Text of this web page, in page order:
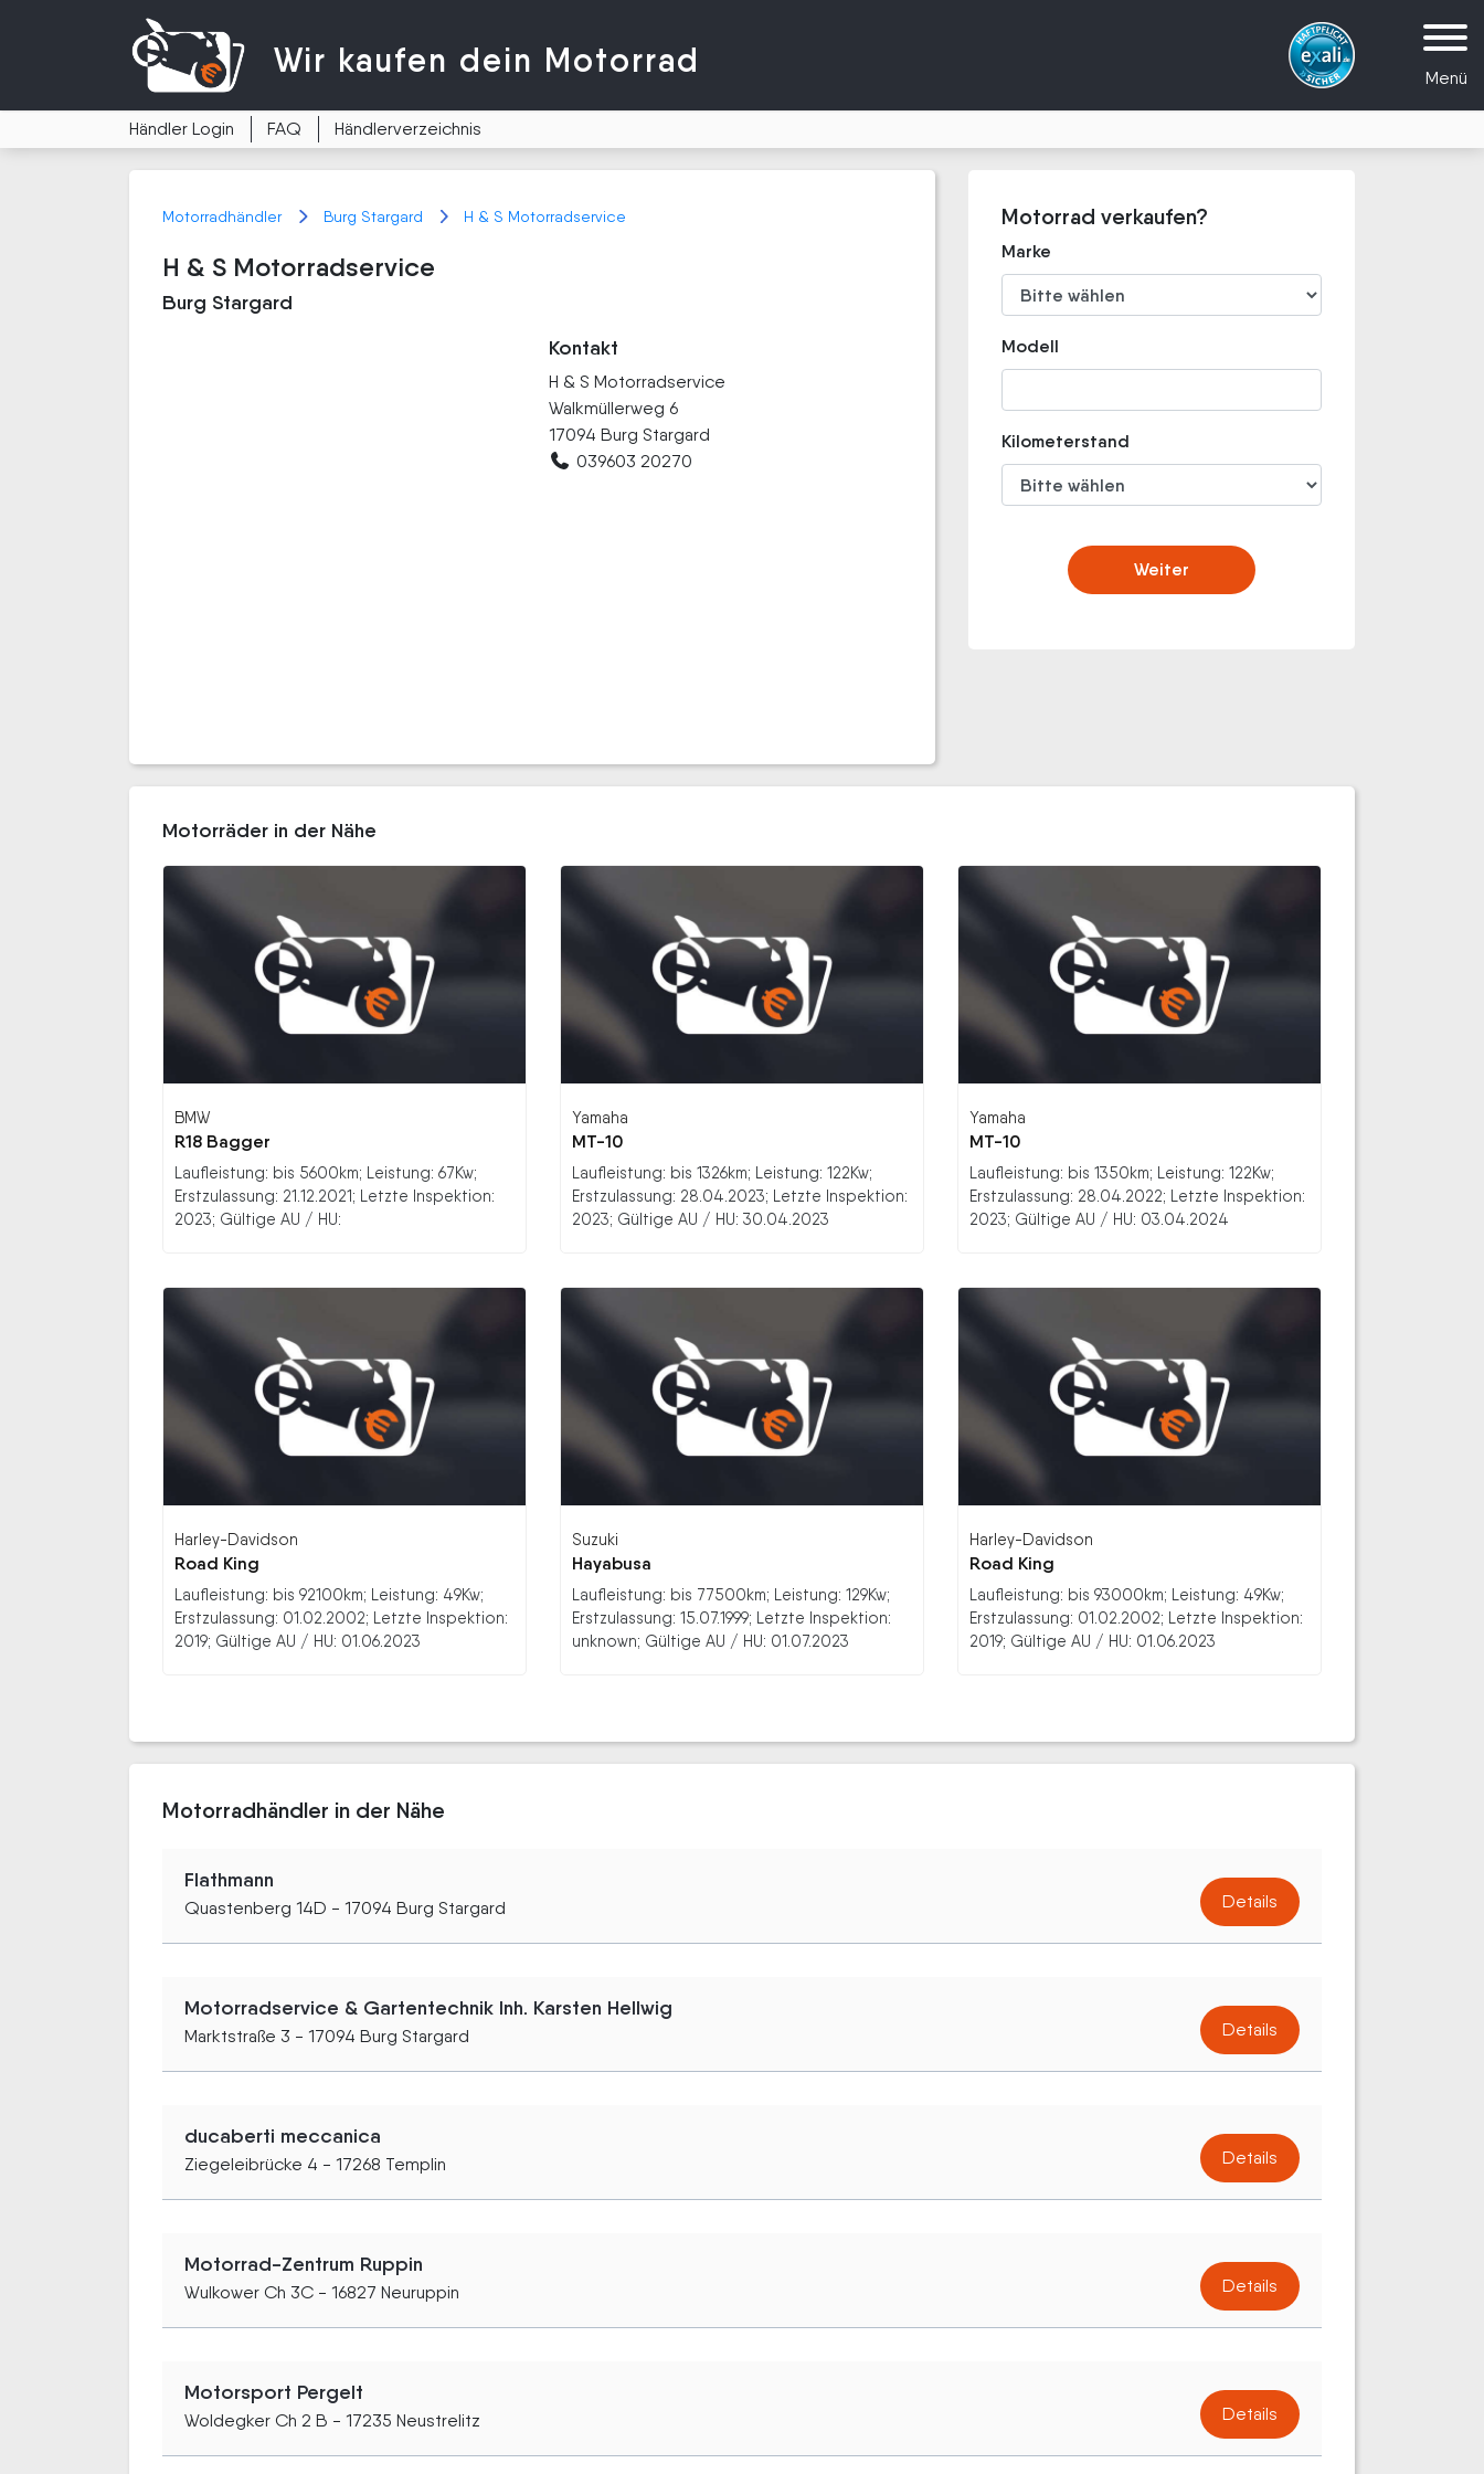
Menü
Wir kaufen dein Motorrad
Händler Login FAQ Händlerverzeichnis
Motorradhändler Burg Stargard H & S Motorradservice
H & S Motorradservice
Burg Stargard
Kontakt
H & S Motorradservice
Walkmüllerweg 6
17094 Burg Stargard
039603 20270
Motorrad verkaufen?
Marke
Modell
Kilometerstand
Weiter
Motorräder in der Nähe
BMW
R18 Bagger
Laufleistung: bis 5600km; Leistung: 67Kw;
Erstzulassung: 21.12.2021; Letzte Inspektion:
2023; Gültige AU / HU:
Yamaha
MT-10
Laufleistung: bis 1326km; Leistung: 122Kw;
Erstzulassung: 28.04.2023; Letzte Inspektion:
2023; Gültige AU / HU: 30.04.2023
Yamaha
MT-10
Laufleistung: bis 1350km; Leistung: 122Kw;
Erstzulassung: 28.04.2022; Letzte Inspektion:
2023; Gültige AU / HU: 03.04.2024
Harley-Davidson
Road King
Laufleistung: bis 92100km; Leistung: 49Kw;
Erstzulassung: 01.02.2002; Letzte Inspektion:
2019; Gültige AU / HU: 01.06.2023
Suzuki
Hayabusa
Laufleistung: bis 77500km; Leistung: 129Kw;
Erstzulassung: 15.07.1999; Letzte Inspektion:
unknown; Gültige AU / HU: 01.07.2023
Harley-Davidson
Road King
Laufleistung: bis 93000km; Leistung: 49Kw;
Erstzulassung: 01.02.2002; Letzte Inspektion:
2019; Gültige AU / HU: 01.06.2023
Motorradhändler in der Nähe
Flathmann
Quastenberg 14D - 17094 Burg Stargard Details
Motorradservice & Gartentechnik Inh. Karsten Hellwig
Marktstraße 3 - 17094 Burg Stargard Details
ducaberti meccanica
Ziegeleibrücke 4 - 17268 Templin Details
Motorrad-Zentrum Ruppin
Wulkower Ch 3C - 16827 Neuruppin Details
Motorsport Pergelt
Woldegker Ch 2 B - 17235 Neustrelitz Details